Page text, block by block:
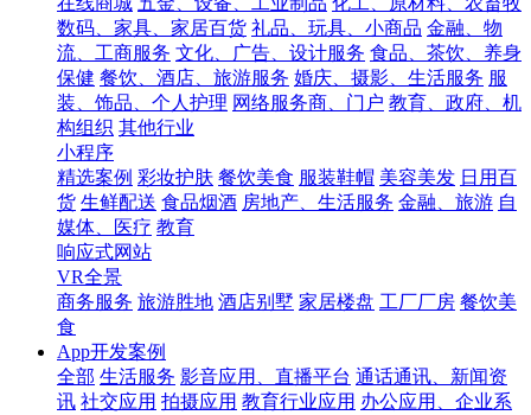
数码、家具、家居百货 礼品、玩具、小商品 金融、物
流、工商服务 文化、广告、设计服务 食品、茶饮、养身
保健 餐饮、酒店、旅游服务 婚庆、摄影、生活服务 服
装、饰品、个人护理 网络服务商、门户 教育、政府、机
构组织 其他行业
小程序
精选案例 彩妆护肤 餐饮美食 服装鞋帽 美容美发 日用百
货 生鲜配送 食品烟酒 房地产、生活服务 金融、旅游 自
媒体、医疗 教育
响应式网站
VR全景
商务服务 旅游胜地 酒店别墅 家居楼盘 工厂厂房 餐饮美
食
App开发案例
全部 生活服务 影音应用、直播平台 通话通讯、新闻资
讯 社交应用 拍摄应用 教育行业应用 办公应用、企业系